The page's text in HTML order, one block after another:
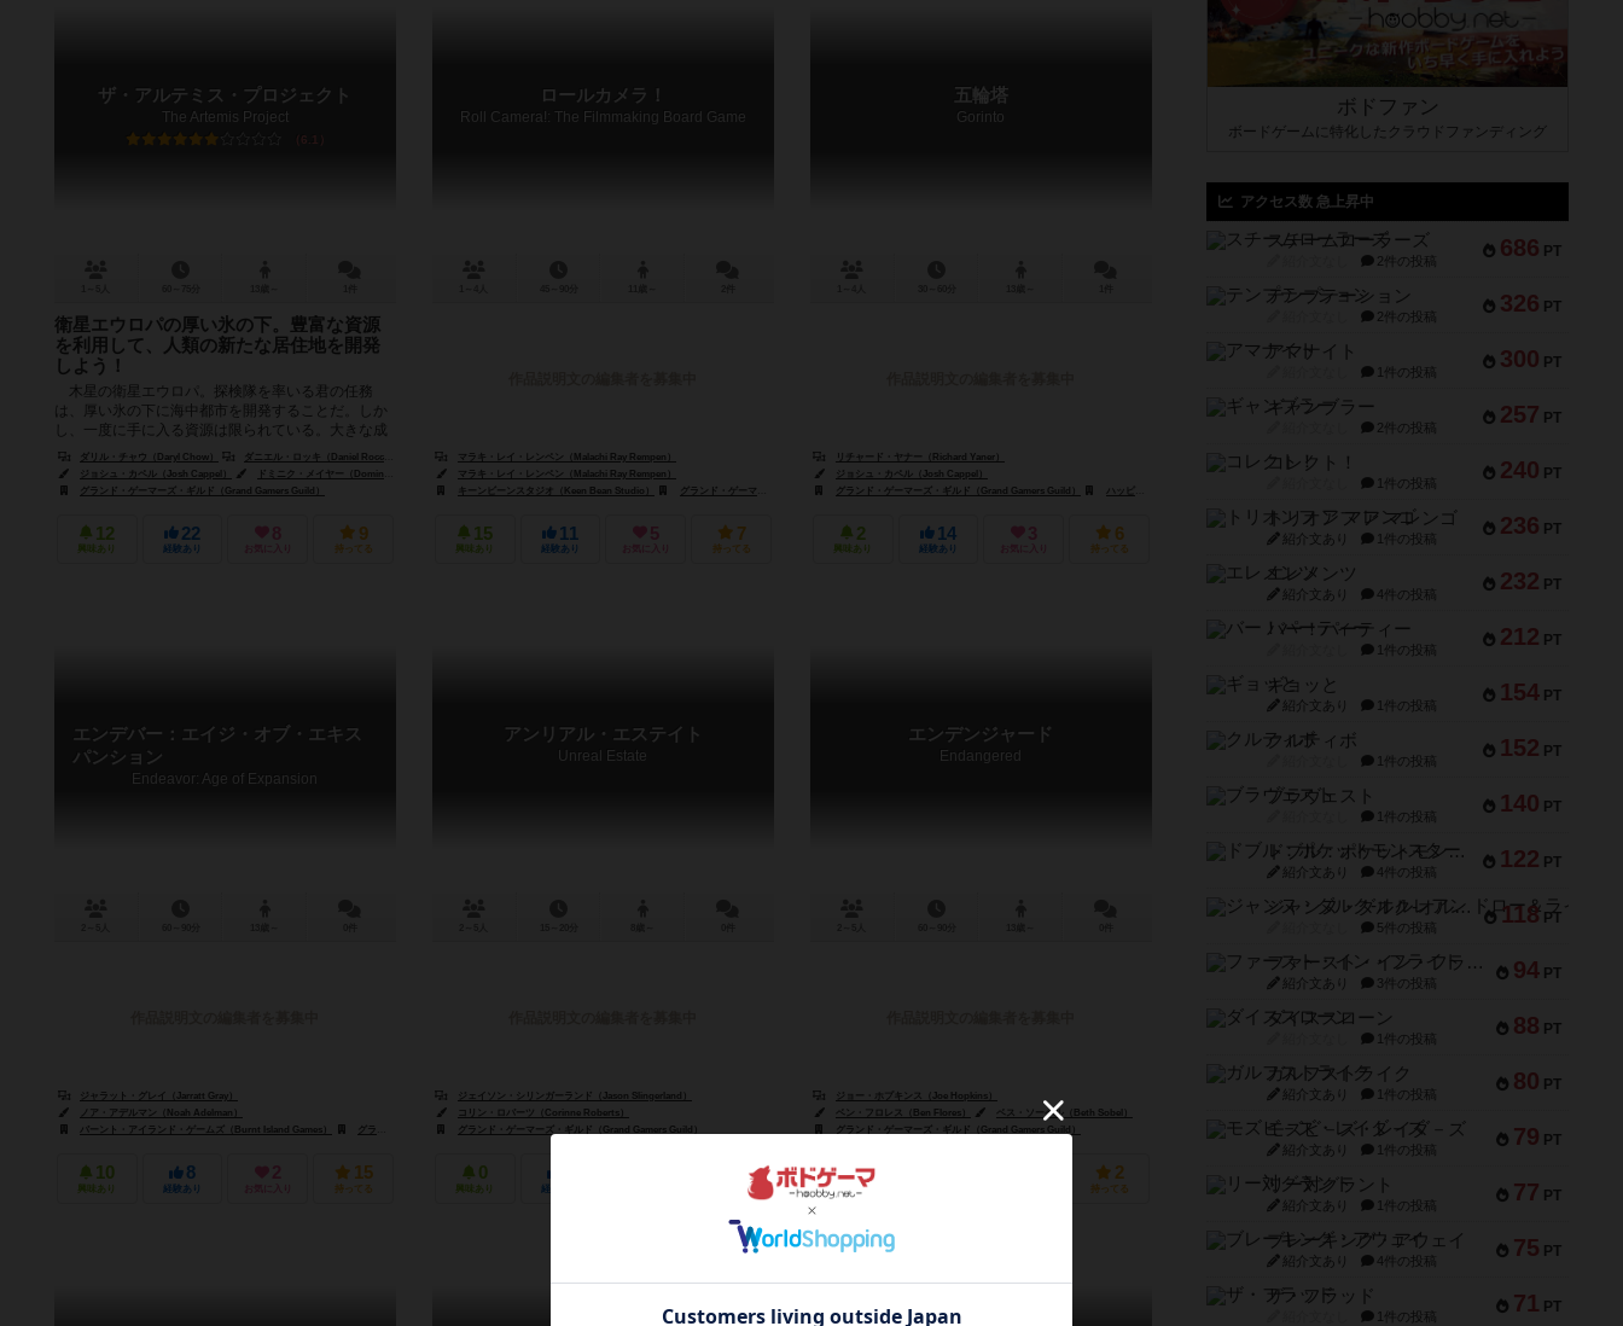
ザ・アルテミス・プロジェクト
The Artemis Project
6.1
衛星エウロパの厚い氷の下。豊富な資源
を利用して、人類の新たな居住地を開発
しよう！
木星の衛星エウロパ。探検隊を率いる君の任務
は、厚い氷の下に海中都市を開発することだ。しか
し、一度に手に入る資源は限られている。大きな成
果が期待できる探検には、失敗のリスクが...
ダリル・チャウ（Daryl Chow）
ダニエル・ロッキ（Daniel Rocchi）
ジョシュ・カペル（Josh Cappel）
ドミニク・メイヤー（Dominik Mayer）
グランド・ゲーマーズ・ギルド（Grand Gamers Guild）
12
興味あり
22
経験あり
8
お気に入り
9
持ってる
ロールカメラ！
Roll Camera!: The Filmmaking Board Game
マラキ・レイ・レンペン（Malachi Ray Rempen）
マラキ・レイ・レンペン（Malachi Ray Rempen）
キーンビーンスタジオ（Keen Bean Studio）
グランド・ゲーマーズ・ギルド（Grand Gamers Guild） コボルト・シュピールファーラグ（Kobold Spieleverlag）
15
興味あり
11
経験あり
5
お気に入り
7
持ってる
五輪塔
Gorinto
リチャード・ヤナー（Richard Yaner）
ジョシュ・カペル（Josh Cappel）
グランド・ゲーマーズ・ギルド（Grand Gamers Guild）
ハッピー・ミープル・ゲームズ（Happy meeple games） スーパーミープル（Super Meeple）
2
興味あり
14
経験あり
3
お気に入り
6
持ってる
エンデバー：エイジ・オブ・エキス
パンション
Endeavor: Age of Expansion
ジャラット・グレイ（Jarratt Gray）
ノア・アデルマン（Noah Adelman）
バーント・アイランド・ゲームズ（Burnt Island Games）
グランド・ゲーマーズ・ギルド（Grand Gamers Guild）
10
興味あり
8
経験あり
2
お気に入り
15
持ってる
アンリアル・エステイト
Unreal Estate
ジェイソン・シリンガーランド（Jason Slingerland）
コリン・ロバーツ（Corinne Roberts）
グランド・ゲーマーズ・ギルド（Grand Gamers Guild）
0
興味あり 経験あり 持ってる
エンデンジャード
Endangered
ジョー・ホプキンス（Joe Hopkins）
ベン・フロレス（Ben Flores）
ベス・ソーベル（Beth Sobel）
グランド・ゲーマーズ・ギルド（Grand Gamers Guild）
1
興味あり
2
持ってる
ボドファン
ボードゲームに特化したクラウドファンディング
アクセス数 急上昇中
686 PT
スチームローラーズ
2件の投稿
326 PT
テンプテーション
2件の投稿
300 PT
アマナイト
1件の投稿
257 PT
ギャンブラー
2件の投稿
240 PT
コレクト！
1件の投稿
236 PT
トリオンフ ア マレンゴ
紹介文あり 1件の投稿
232 PT
エレメンツ
紹介文あり 4件の投稿
212 PT
バー！パーティー
1件の投稿
154 PT
ギョッと
紹介文あり 1件の投稿
152 PT
クルティボ
1件の投稿
140 PT
ブラヴェスト
1件の投稿
122 PT
ドブル：ポケットモンスター
紹介文あり 4件の投稿
118 PT
ジャンヌ・ダルク-オルレアン ドロー＆ライト
5件の投稿
94 PT
ファースト・イン・フライト
紹介文あり 3件の投稿
88 PT
ダイススローン
1件の投稿
80 PT
ガルフストライク
紹介文あり 1件の投稿
79 PT
モズビ－ズ・レイダ－ズ
紹介文あり 1件の投稿
77 PT
リー対グラント
紹介文あり 1件の投稿
75 PT
ブレーキング・アウェイ
紹介文あり 4件の投稿
71 PT
ザ・フラッド
1件の投稿